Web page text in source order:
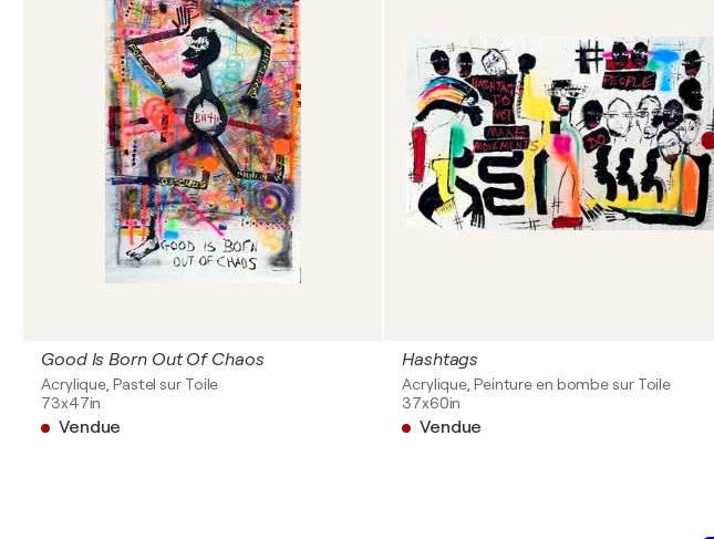
Good Is Born Out Of Chaos
Acrylique, Pastel sur Toile
73x47in
Vendue
Hashtags
Acrylique, Peinture en bombe sur Toile
37x60in
Vendue